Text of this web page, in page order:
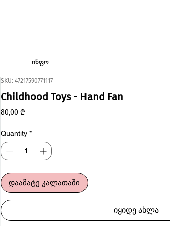
ინფო
SKU: 47217590771117
Childhood Toys - Hand Fan
80,00 ₾
Quantity *
დაამატე კალათაში
იყიდე ახლა